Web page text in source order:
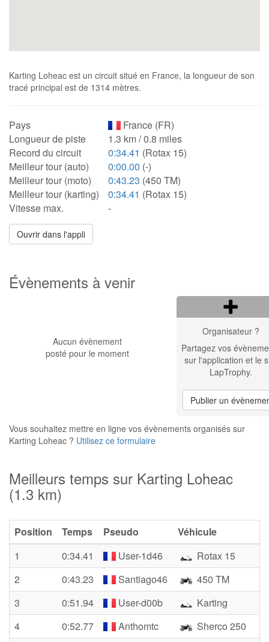
Karting Loheac est un circuit situé en France, la longueur de son
tracé principal est de 1314 mètres.
Pays
France (FR)
Longueur de piste
1.3 km / 0.8 miles
Record du circuit
0:34.41 (Rotax 15)
Meilleur tour (auto)
0:00.00 (-)
Meilleur tour (moto)
0:43.23 (450 TM)
Meilleur tour (karting)
0:34.41 (Rotax 15)
Vitesse max.
-
Ouvrir dans l'appli
Évènements à venir
Aucun évènement
posté pour le moment
Organisateur ?
Partagez vos
sur l'application et le
LapTrophy.
Publier un
Vous souhaitez mettre en ligne vos évènements organisés sur
Karting Loheac ? Utilisez ce formulaire
Meilleurs temps sur Karting Loheac
(1.3 km)
Position Temps Pseudo
Véhicule
1
0:34.41 User-1d46
Rotax 15
2
0:43.23 Santiago46
450 TM
3
0:51.94 User-d00b
Karting
4
0:52.77 Anthomtc
Sherco 250